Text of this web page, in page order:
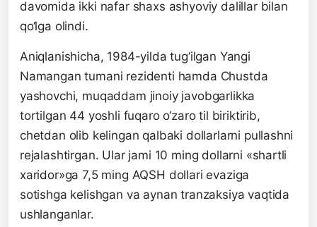
davomida ikki nafar shaxs ashyoviy dalillar bilan
qo‘lga olindi.
Aniqlanishicha, 1984-yilda tug‘ilgan Yangi
Namangan tumani rezidenti hamda Chustda
yashovchi, muqaddam jinoiy javobgarlikka
tortilgan 44 yoshli fuqaro o‘zaro til biriktirib,
chetdan olib kelingan qalbaki dollarlarni pullashni
rejalashtirgan. Ular jami 10 ming dollarni «shartli
xaridor»ga 7,5 ming AQSH dollari evaziga
sotishga kelishgan va aynan tranzaksiya vaqtida
ushlanganlar.